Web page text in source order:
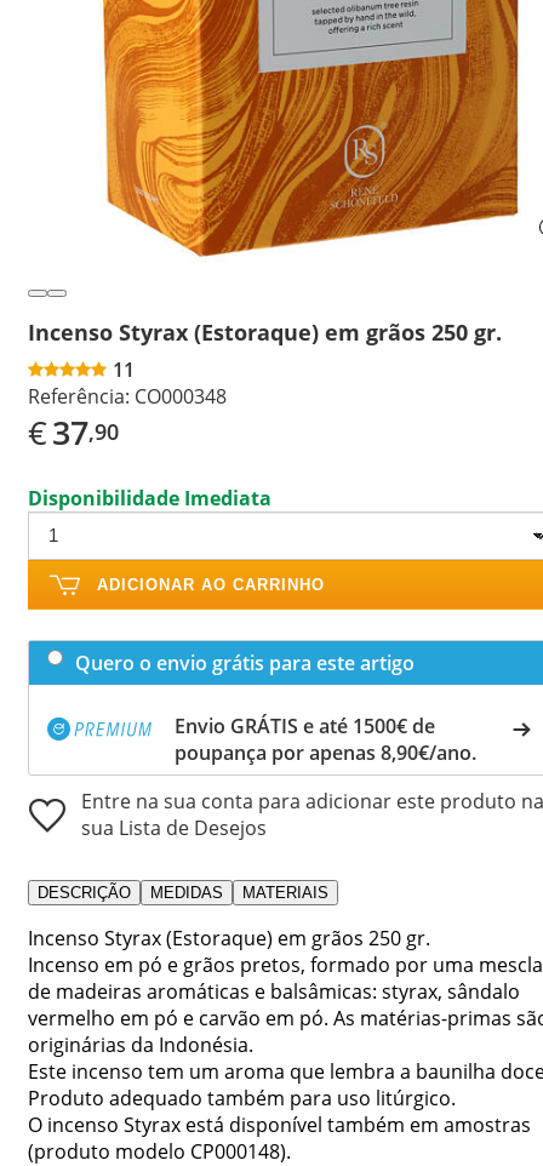
Incenso Styrax (Estoraque) em grãos 250 gr.
11
Referência: CO000348
€37,90
Disponibilidade Imediata
ADICIONAR AO CARRINHO
Quero o envio grátis para este artigo
Envio GRÁTIS e até 1500€ de
poupança por apenas 8,90€/ano.
Entre na sua conta para adicionar este produto na
sua Lista de Desejos
DESCRIÇÃO MEDIDAS MATERIAIS
Incenso Styrax (Estoraque) em grãos 250 gr.
Incenso em pó e grãos pretos, formado por uma mescla
de madeiras aromáticas e balsâmicas: styrax, sândalo
vermelho em pó e carvão em pó. As matérias-primas
originárias da Indonésia.
Este incenso tem um aroma que lembra a baunilha
Produto adequado também para uso litúrgico.
O incenso Styrax está disponível também em amostras
(produto modelo CP000148).